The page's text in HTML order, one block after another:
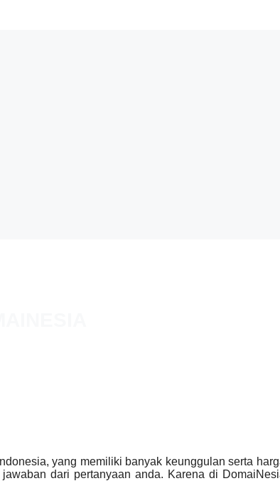
yang memiliki banyak keunggulan serta
dari pertanyaan anda. Karena di